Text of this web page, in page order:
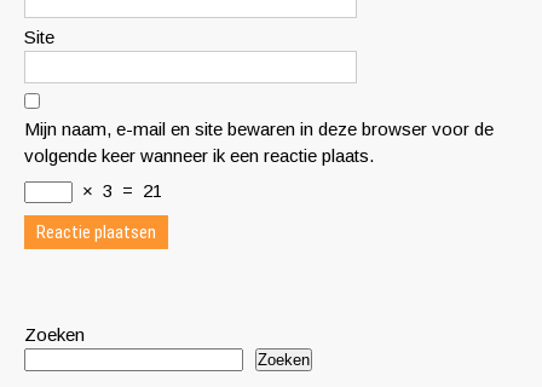
Site
Mijn naam, e-mail en site bewaren in deze browser voor de
volgende keer wanneer ik een reactie plaats.
× 3 = 21
Zoeken
Zoeken